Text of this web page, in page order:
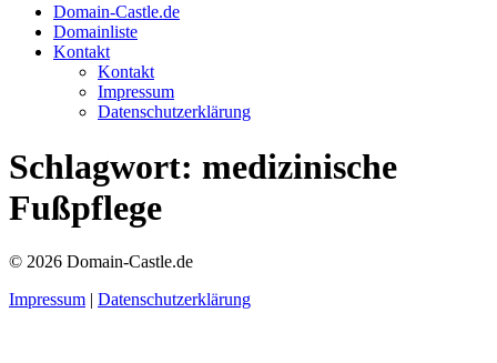
Domain-Castle.de
Domainliste
Kontakt
Kontakt
Impressum
Datenschutzerklärung
Schlagwort: medizinische
Fußpflege
© 2026 Domain-Castle.de
Impressum | Datenschutzerklärung